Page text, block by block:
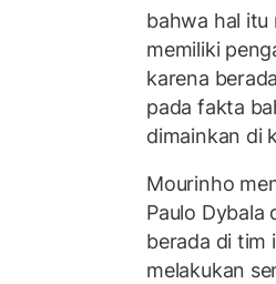
bahwa hal itu
memiliki
karena
pada fakta
dimainkan di
Mourinho
Paulo Dybala
berada di tim
melakukan